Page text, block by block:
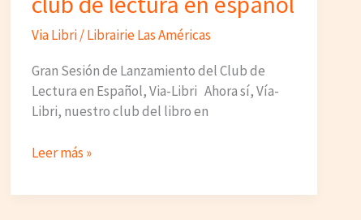
Via Libri/Librairie Las Américas
Gran Sesión de Lanzamiento del Club de
Lectura en Español, Via-Libri Ahora sí, Vía-
Libri, nuestro club del libro en
Vía
Lanzamiento
Leer más »